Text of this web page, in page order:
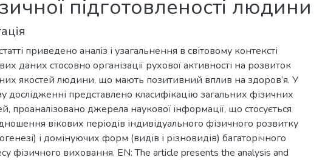
підготовленості людини
приведено аналіз і узагальнення в світовому контексті
даних стосовно організації рухової активності на розвиток
якостей людини, що мають позитивний вплив на здоров’я. У
дослідженні представлено класифікацію загальних фізичних
проаналізовано джерела наукової інформації, що стосується
вікових періодів індивідуального фізичного розвитку
і домінуючих форм (видів і різновидів) багаторічного
фізичного виховання. EN: The article presents the analysis and